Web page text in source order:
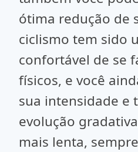
ótima redução de
ciclismo tem sido
confortável de se
físicos, e você
sua intensidade e
evolução
mais lenta,